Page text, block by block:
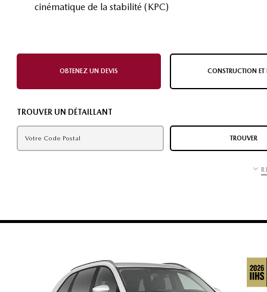
cinématique de la stabilité (KPC)
OBTENEZ UN DEVIS CONSTRUCTION ET
TROUVER UN DÉTAILLANT
TROUVER